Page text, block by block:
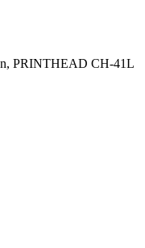
PRINTHEAD CH-41L